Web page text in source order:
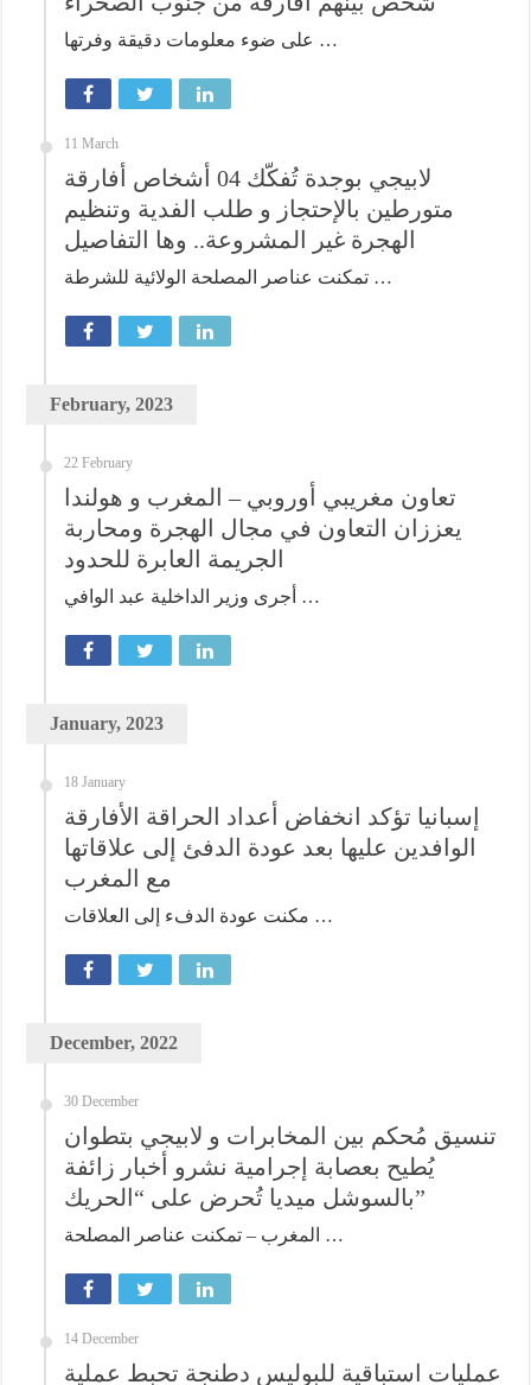
على ضوء معلومات دقيقة وفرتها …
11 March
لابيجي بوجدة تُفكّك 04 أشخاص أفارقة
متورطين بالإحتجاز و طلب الفدية وتنظيم
الهجرة غير المشروعة.. وها التفاصيل
تمكنت عناصر المصلحة الولائية للشرطة …
February, 2023
22 February
تعاون مغريبي أوروبي – المغرب و هولندا
يعززان التعاون في مجال الهجرة ومحاربة
الجريمة العابرة للحدود
أجرى وزير الداخلية عبد الوافي …
January, 2023
18 January
إسبانيا تؤكد انخفاض أعداد الحراقة الأفارقة
الوافدين عليها بعد عودة الدفئ إلى علاقاتها
مع المغرب
مكنت عودة الدفء إلى العلاقات …
December, 2022
30 December
تنسيق مُحكم بين المخابرات و لابيجي بتطوان
يُطيح بعصابة إجرامية نشرو أخبار زائفة
بالسوشل ميديا تُحرض على “الحريك”
المغرب – تمكنت عناصر المصلحة …
14 December
عمليات استباقية للبوليس دطنجة تحبط عملية